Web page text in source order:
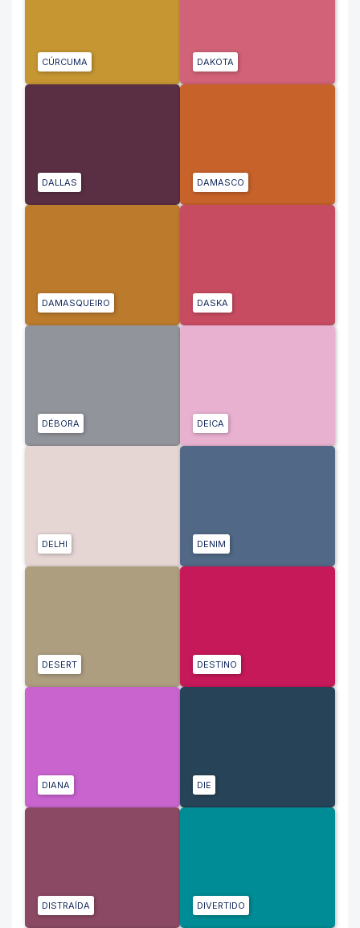
CÚRCUMA DAKOTA
DALLAS DAMASCO
DAMASQUEIRO DASKA
DÉBORA DEICA
DELHI DENIM
DESERT DESTINO
DIANA DIE
DISTRAÍDA DIVERTIDO